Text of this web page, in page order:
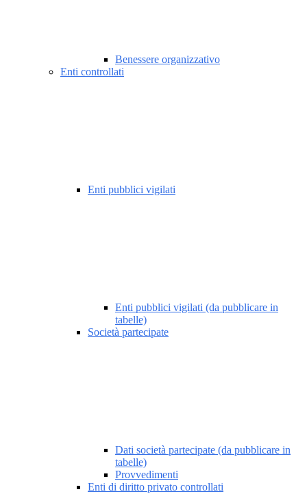
Benessere organizzativo
Enti controllati
Enti pubblici vigilati
Enti pubblici vigilati (da pubblicare in
tabelle)
Società partecipate
Dati società partecipate (da pubblicare in
tabelle)
Provvedimenti
Enti di diritto privato controllati